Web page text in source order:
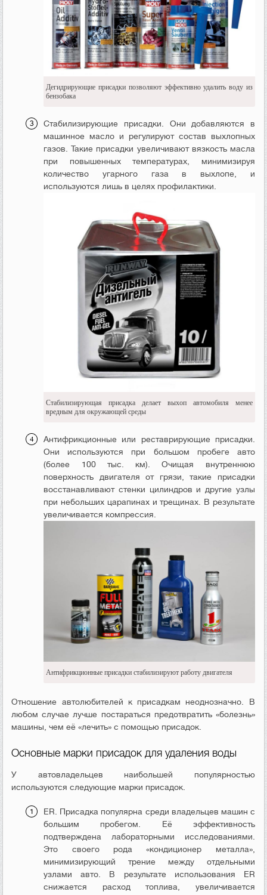
Дегидрирующие присадки позволяют эффективно удалить воду из
бензобака
Стабилизирующие присадки. Они добавляются в
машинное масло и регулируют состав выхлопных
газов. Такие присадки увеличивают вязкость масла
при повышенных температурах, минимизируя
количество угарного газа в выхлопе, и
используются лишь в целях профилактики.
Стабилизирующая присадка делает выхоп автомобиля менее
вредным для окружающей среды
Антифрикционные или реставрирующие присадки.
Они используются при большом пробеге авто
(более 100 тыс. км). Очищая внутреннюю
поверхность двигателя от грязи, такие присадки
восстанавливают стенки цилиндров и другие узлы
при небольших царапинах и трещинах. В результате
увеличивается компрессия.
Антифрикционные присадки стабилизируют работу двигателя
Отношение автолюбителей к присадкам неоднозначно. В
любом случае лучше постараться предотвратить «болезнь»
машины, чем её «лечить» с помощью присадок.
Основные марки присадок для удаления воды
У автовладельцев наибольшей популярностью
используются следующие марки присадок.
ER. Присадка популярна среди владельцев машин с
большим пробегом. Её эффективность
подтверждена лабораторными исследованиями.
Это своего рода «кондиционер металла»,
минимизирующий трение между отдельными
узлами авто. В результате использования ER
снижается расход топлива, увеличивается